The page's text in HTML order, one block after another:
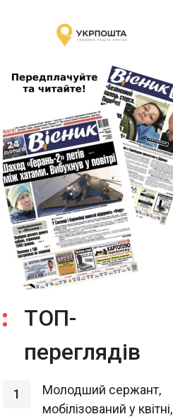
ТОП-
переглядів
1
Молодший сержант,
мобілізований у квітні,